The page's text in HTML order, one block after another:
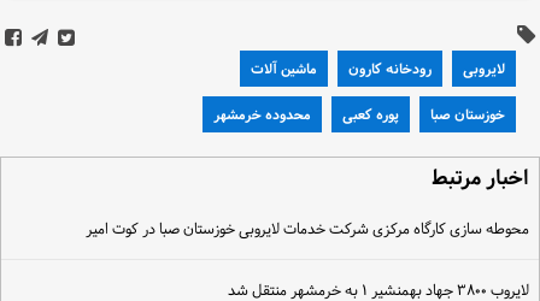
لایروبی رودخانه کارون ماشین آلات
خوزستان صبا پوره کعبی محدوده خرمشهر
اخبار مرتبط
محوطه‌ سازی کارگاه مرکزی شرکت خدمات لایروبی خوزستان صبا در کوت‌ امیر
لایروب ۳۸۰۰ جهاد بهمنشیر ۱ به خرمشهر منتقل شد